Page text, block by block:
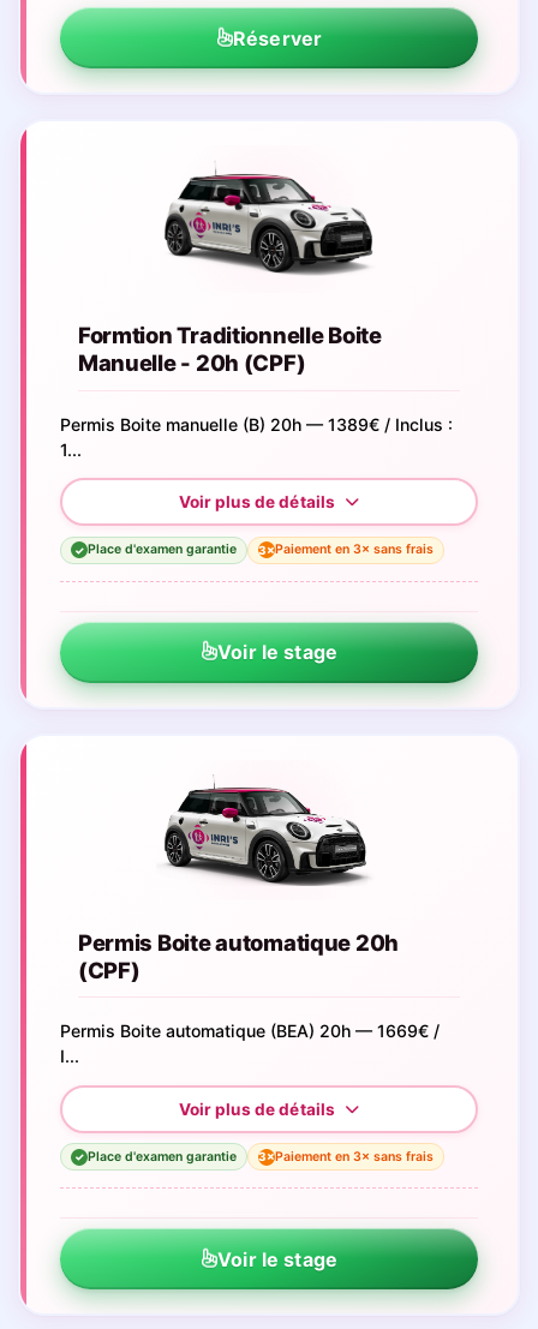
Réserver
Formtion Traditionnelle Boite
Manuelle - 20h (CPF)
Permis Boite manuelle (B) 20h — 1389€ / Inclus :
1...
✓ Place d'examen garantie 3×Paiement en 3× sans frais
Voir le stage
Permis Boite automatique 20h
(CPF)
Permis Boite automatique (BEA) 20h — 1669€ /
I...
✓ Place d'examen garantie 3×Paiement en 3× sans frais
Voir le stage